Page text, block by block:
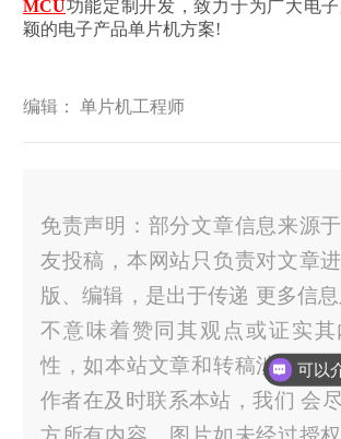
MCU功能定制开发，致力于为广大电
颖的电子产品单片机方案!
编辑： 单片机工程师
免责声明：部分文章信息来源
友投稿，本网站只负责对文章
版、编辑，是出于传递 更多信
不意味着赞同其观点或证实
性，如本站文章和转稿涉及版
作者在及时联系本站，我们 会